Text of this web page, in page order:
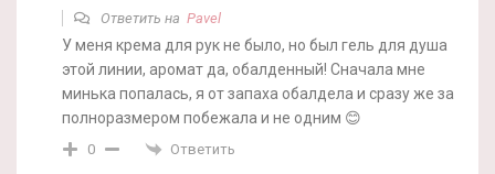
Ответить на Pavel
У меня крема для рук не было, но был гель для душа
этой линии, аромат да, обалденный! Сначала мне
минька попалась, я от запаха обалдела и сразу же за
полноразмером побежала и не одним 😊
0 Ответить